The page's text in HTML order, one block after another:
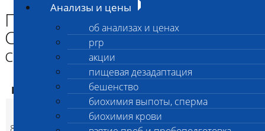
Анализы и цены
об анализах и ценах
prp
акции
пищевая дезадаптация
бешенство
биохимия выпоты, сперма
биохимия крови
Патанатомическое вскрытие
СХ животных и птиц до 3-х кг
с утилизацией
Код Наименование услуг Цена, руб.
Патанатомическое
вскрытие СХ
p